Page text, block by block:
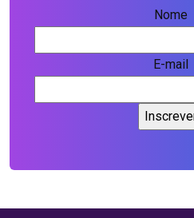
Nome
E-mail